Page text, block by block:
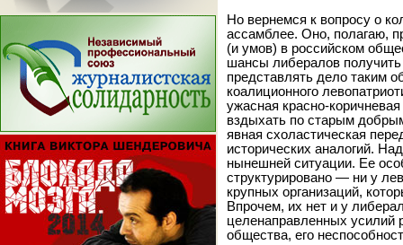
Но вернемся к вопросу о
ассамблее. Оно, полагаю,
(и умов) в российском
шансы либералов
представлять дело таким
коалиционного
ужасная красно-
вздыхать по старым
явная схоластическая
исторических аналогий.
нынешней ситуации. Ее
структурировано — ни у
крупных организаций,
Впрочем, их нет и у
целенаправленных усилий
общества, его